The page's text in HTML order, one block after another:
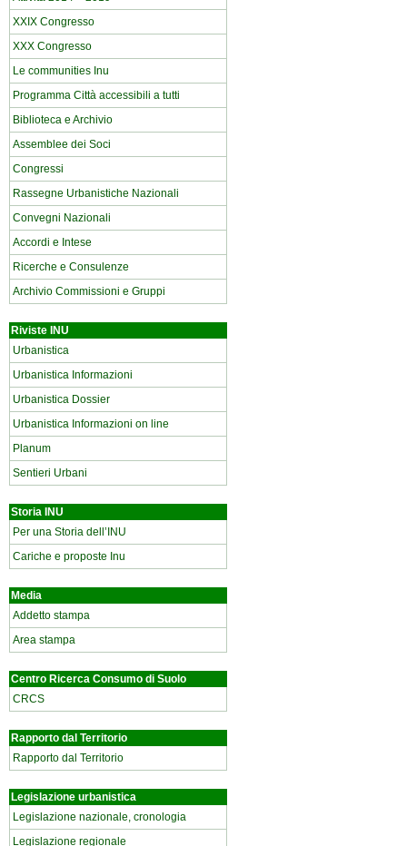
XXIX Congresso
XXX Congresso
Le communities Inu
Programma Città accessibili a tutti
Biblioteca e Archivio
Assemblee dei Soci
Congressi
Rassegne Urbanistiche Nazionali
Convegni Nazionali
Accordi e Intese
Ricerche e Consulenze
Archivio Commissioni e Gruppi
Riviste INU
Urbanistica
Urbanistica Informazioni
Urbanistica Dossier
Urbanistica Informazioni on line
Planum
Sentieri Urbani
Storia INU
Per una Storia dell’INU
Cariche e proposte Inu
Media
Addetto stampa
Area stampa
Centro Ricerca Consumo di Suolo
CRCS
Rapporto dal Territorio
Rapporto dal Territorio
Legislazione urbanistica
Legislazione nazionale, cronologia
Legislazione regionale